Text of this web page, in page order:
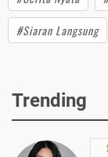
#Siaran Langsung
Trending